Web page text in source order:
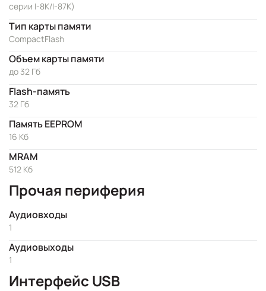
серии I-8K/I-87K)
Тип карты памяти
CompactFlash
Объем карты памяти
до 32 Гб
Flash-память
32 Гб
Память EEPROM
16 Кб
MRAM
512 Кб
Прочая периферия
Аудиовходы
1
Аудиовыходы
1
Интерфейс USB